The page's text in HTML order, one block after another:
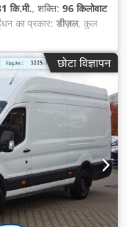
कि.मी., शक्ति: 96 किलोवाट
का प्रकार: डीज़ल, कुल
प्रोग्राम (ESP), एबीएस,
छोटा विज्ञापन